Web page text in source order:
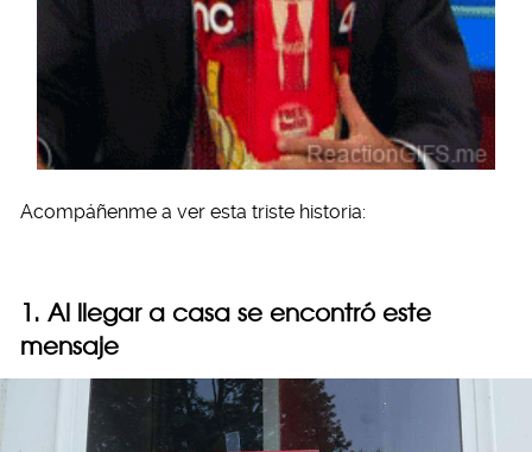
Acompáñenme a ver esta triste historia:
1. Al llegar a casa se encontró este
mensaje